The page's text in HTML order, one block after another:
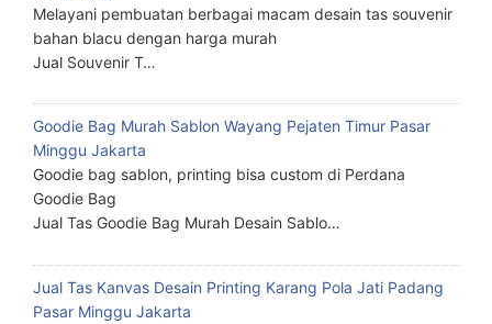
Melayani pembuatan berbagai macam desain tas souvenir
bahan blacu dengan harga murah
Jual Souvenir T…
Goodie Bag Murah Sablon Wayang Pejaten Timur Pasar
Minggu Jakarta
Goodie bag sablon, printing bisa custom di Perdana
Goodie Bag
Jual Tas Goodie Bag Murah Desain Sablo…
Jual Tas Kanvas Desain Printing Karang Pola Jati Padang
Pasar Minggu Jakarta